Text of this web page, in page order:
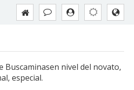
Buscaminasen nivel del novato,
especial.